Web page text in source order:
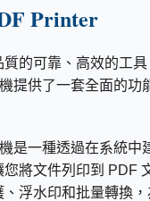
Printer
的可靠、高效的工具
提供了一套全面的功
是一種透過在系統中
將文件列印到 PDF
浮水印和批量轉換